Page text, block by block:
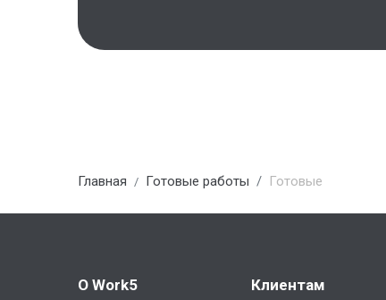
Главная Готовые работы Готовые
О Work5 Клиентам